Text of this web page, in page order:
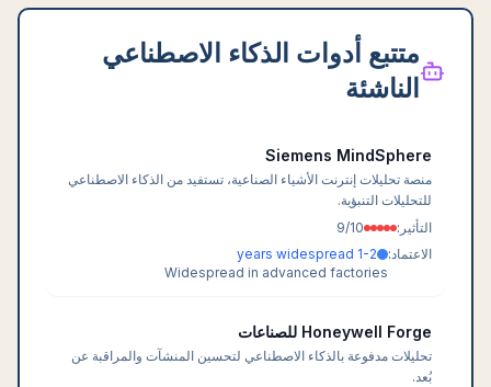
متتبع أدوات الذكاء الاصطناعي
الناشئة
Siemens MindSphere
منصة تحليلات إنترنت الأشياء الصناعية، تستفيد من الذكاء الاصطناعي
للتحليلات التنبؤية.
التأثير:
9/10
الاعتماد:
1-2 years widespread
Widespread in advanced factories
Honeywell Forge للصناعات
تحليلات مدفوعة بالذكاء الاصطناعي لتحسين المنشآت والمراقبة عن
بُعد.